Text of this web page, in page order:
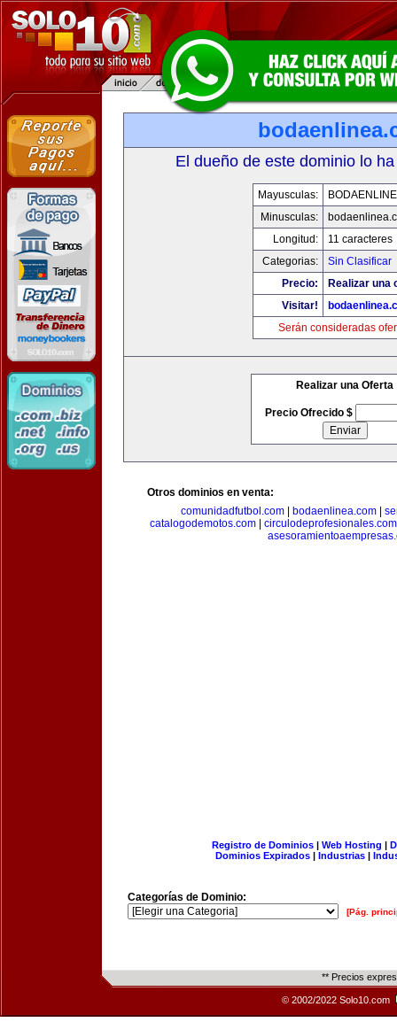
El dueño de este dominio lo
Mayusculas:
Minusculas:
Longitud:
11 caracteres
Categorias:
Sin Clasificar
Precio:
Realizar una
Visitar!
Serán consideradas
Realizar una Oferta
Precio Ofrecido $
Otros dominios en venta:
comunidadfutbol.com
bodaenlinea.com
catalogodemotos.com
circulodeprofesionales.com
Registro de Dominios| Web Hosting |
Dominios Expirados | Industrias |
Categorías de Dominio:
[Pág.
** Precios
© 2002/2022 Solo10.com